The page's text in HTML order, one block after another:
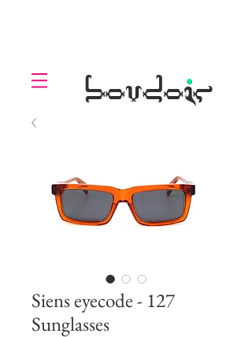
boudoir
.
Siens eyecode - 127
Sunglasses